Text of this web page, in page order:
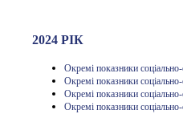
2024 РІК
Окремі показники
Окремі показники
Окремі показники
Окремі показники